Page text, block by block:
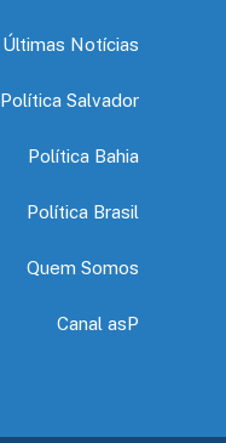
Últimas Notícias
Política Salvador
Política Bahia
Política Brasil
Quem Somos
Canal asP